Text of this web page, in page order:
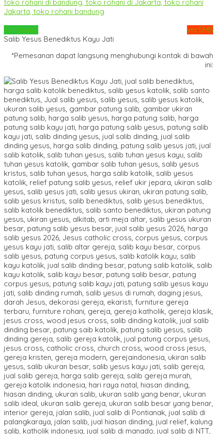
Whatsapp
via SMS
Salib Yesus Benediktus Kayu Jati
*Pemesanan dapat langsung menghubungi kontak di bawah
ini: